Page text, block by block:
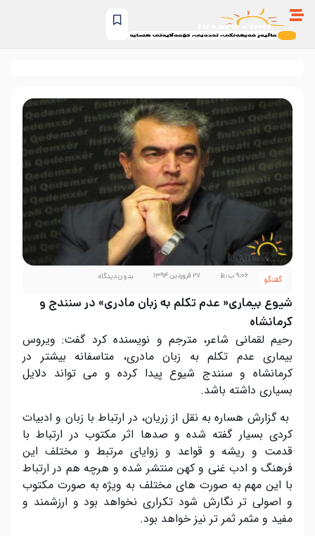
گفتگو ۹:۰۶ ب٫ظ ۲۷ فروردین ۱۳۹۴ بدون دیدگاه
شیوع بیماری« عدم تکلم به زبان مادری» در سنندج و
کرمانشاه
رحیم لقمانی شاعر، مترجم و نویسنده کرد گفت: ویروس
بیماری عدم تکلم به زبان مادری، متاسفانه بیشتر در
کرمانشاه و سنندج شیوع پیدا کرده و می تواند دلایل
بسیاری داشته باشد.
به گزارش هساره به نقل از زریان، در ارتباط با زبان و ادبیات
کردی بسیار گفته شده و صدها اثر مکتوب در ارتباط با
قدمت و ریشه و قواعد و زوایای مرتبط و مختلف این
فرهنگ و ادب غنی و کهن منتشر شده و هرچه هم در ارتباط
با این مهم به صورت های مختلف به ویژه به صورت مکتوب
و اصولی تر نگارش شود تکراری نخواهد بود و ارزشمند و
مفید و مثمر ثمر تر نیز خواهد بود.